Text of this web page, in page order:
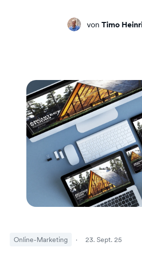
von Timo
Online-Marketing · 23. Sept. 25